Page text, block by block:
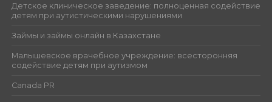
Детское клиническое заведение: полноценная содействие
детям при аутистическими нарушениями
Займы и займы онлайн в Казахстане
Малышевское врачебное учреждение: всесторонняя
содействие детям при аутизмом
Canada PR